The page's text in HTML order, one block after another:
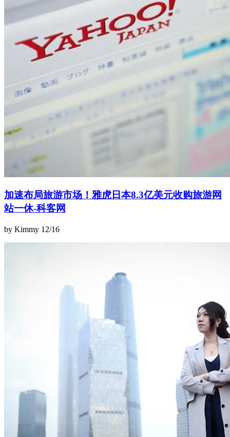
加速布局旅游市场！雅虎日本8.3亿美元收购旅游网
站一休-科客网
by Kimmy 12/16